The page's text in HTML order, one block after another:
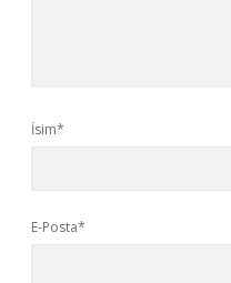
İsim*
E-Posta*